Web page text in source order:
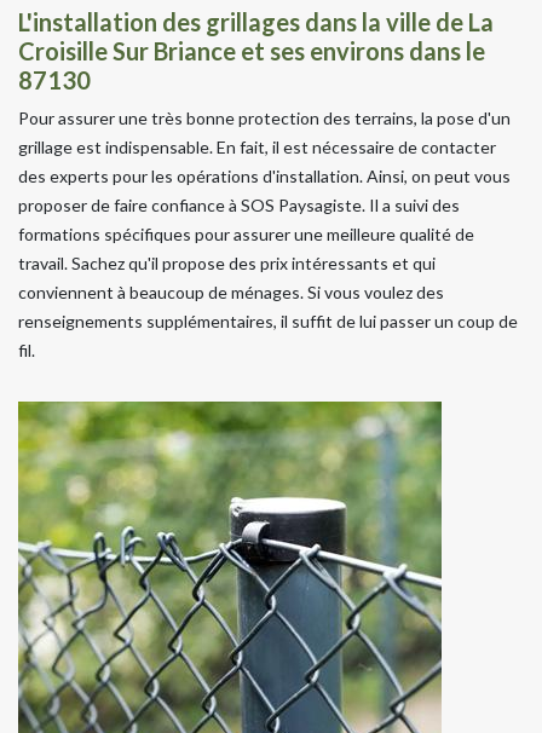
L'installation des grillages dans la ville de La
Croisille Sur Briance et ses environs dans le
87130
Pour assurer une très bonne protection des terrains, la pose d'un
grillage est indispensable. En fait, il est nécessaire de contacter
des experts pour les opérations d'installation. Ainsi, on peut vous
proposer de faire confiance à SOS Paysagiste. Il a suivi des
formations spécifiques pour assurer une meilleure qualité de
travail. Sachez qu'il propose des prix intéressants et qui
conviennent à beaucoup de ménages. Si vous voulez des
renseignements supplémentaires, il suffit de lui passer un coup de
fil.